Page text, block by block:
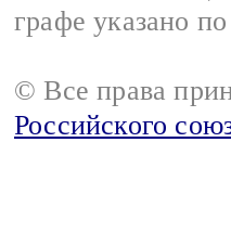
графе указано
© Все права
Российского